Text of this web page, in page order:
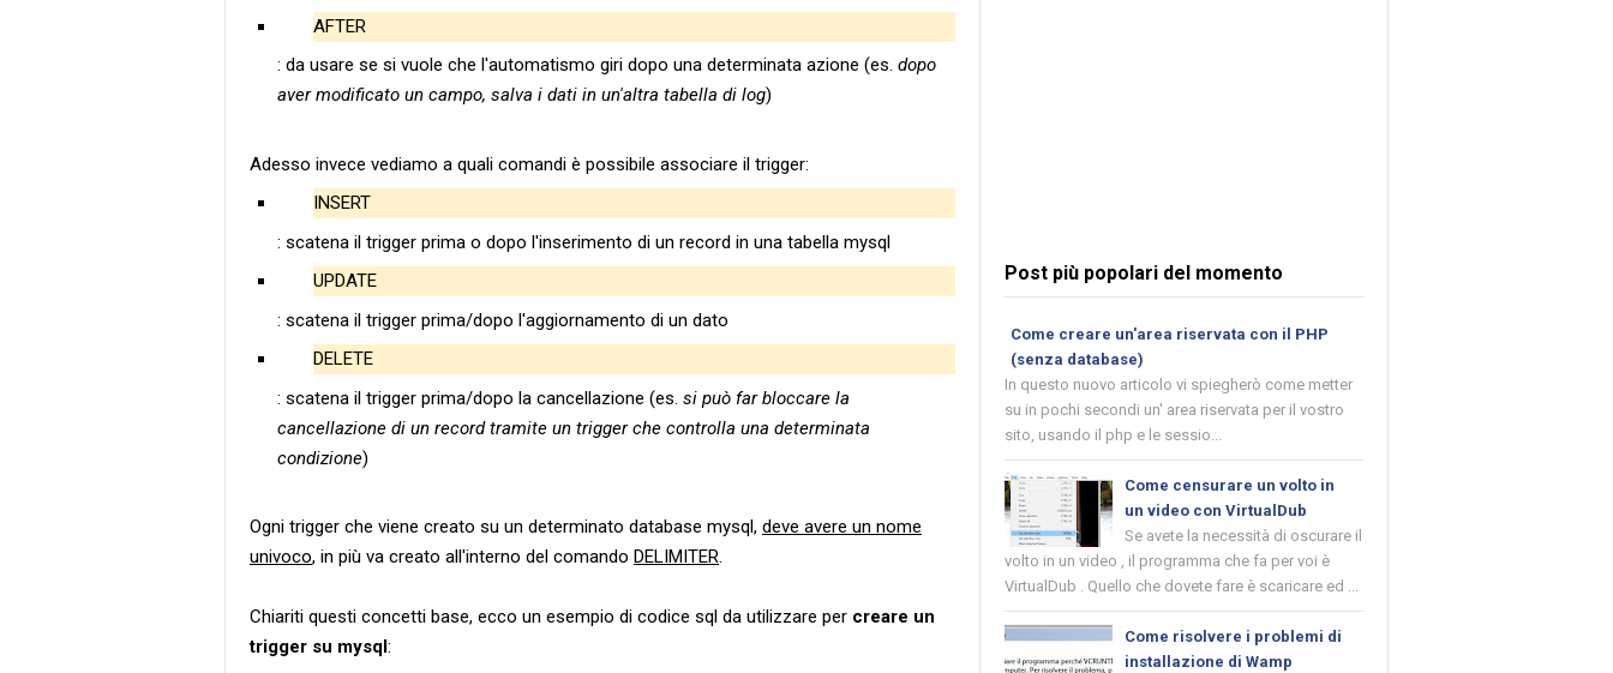
AFTER
: da usare se si vuole che l'automatismo giri dopo una determinata azione (es. dopo
aver modificato un campo, salva i dati in un'altra tabella di log)
Adesso invece vediamo a quali comandi è possibile associare il trigger:
INSERT
: scatena il trigger prima o dopo l'inserimento di un record in una tabella mysql
UPDATE
: scatena il trigger prima/dopo l'aggiornamento di un dato
DELETE
: scatena il trigger prima/dopo la cancellazione (es. si può far bloccare la
cancellazione di un record tramite un trigger che controlla una determinata
condizione)
Ogni trigger che viene creato su un determinato database mysql, deve avere un nome
univoco, in più va creato all'interno del comando DELIMITER.
Chiariti questi concetti base, ecco un esempio di codice sql da utilizzare per creare un
trigger su mysql:
Post più popolari del momento
Come creare un'area riservata con il PHP
(senza database)
In questo nuovo articolo vi spiegherò come metter
su in pochi secondi un' area riservata per il vostro
sito, usando il php e le sessio...
Come censurare un volto in
un video con VirtualDub
Se avete la necessità di oscurare il
volto in un video , il programma che fa per voi è
VirtualDub . Quello che dovete fare è scaricare ed ...
Come risolvere i problemi di
installazione di Wamp